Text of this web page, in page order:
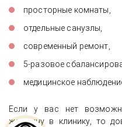
просторные комнаты,
отдельные санузлы,
современный ремонт,
5-разовое
медицинское
Если у вас нет
женщину в клинику, то